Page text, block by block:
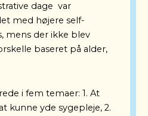
dage var
med højere self-
mens der ikke blev
baseret på alder,
i fem temaer: 1. At
kunne yde sygepleje, 2.